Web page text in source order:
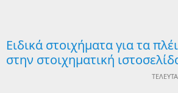
Ειδικά στοιχήματα για τα
στην στοιχηματική